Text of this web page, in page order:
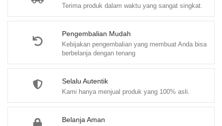
Terima produk dalam waktu yang sangat singkat.
Pengembalian Mudah
Kebijakan pengembalian yang membuat Anda bisa
berbelanja dengan tenang
Selalu Autentik
Kami hanya menjual produk yang 100% asli.
Belanja Aman